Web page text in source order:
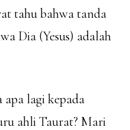
tahu bahwa tanda
Dia (Yesus) adalah
apa lagi kepada
ahli Taurat? Mari